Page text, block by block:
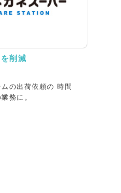
削減
の出荷依頼の 時間
務に。